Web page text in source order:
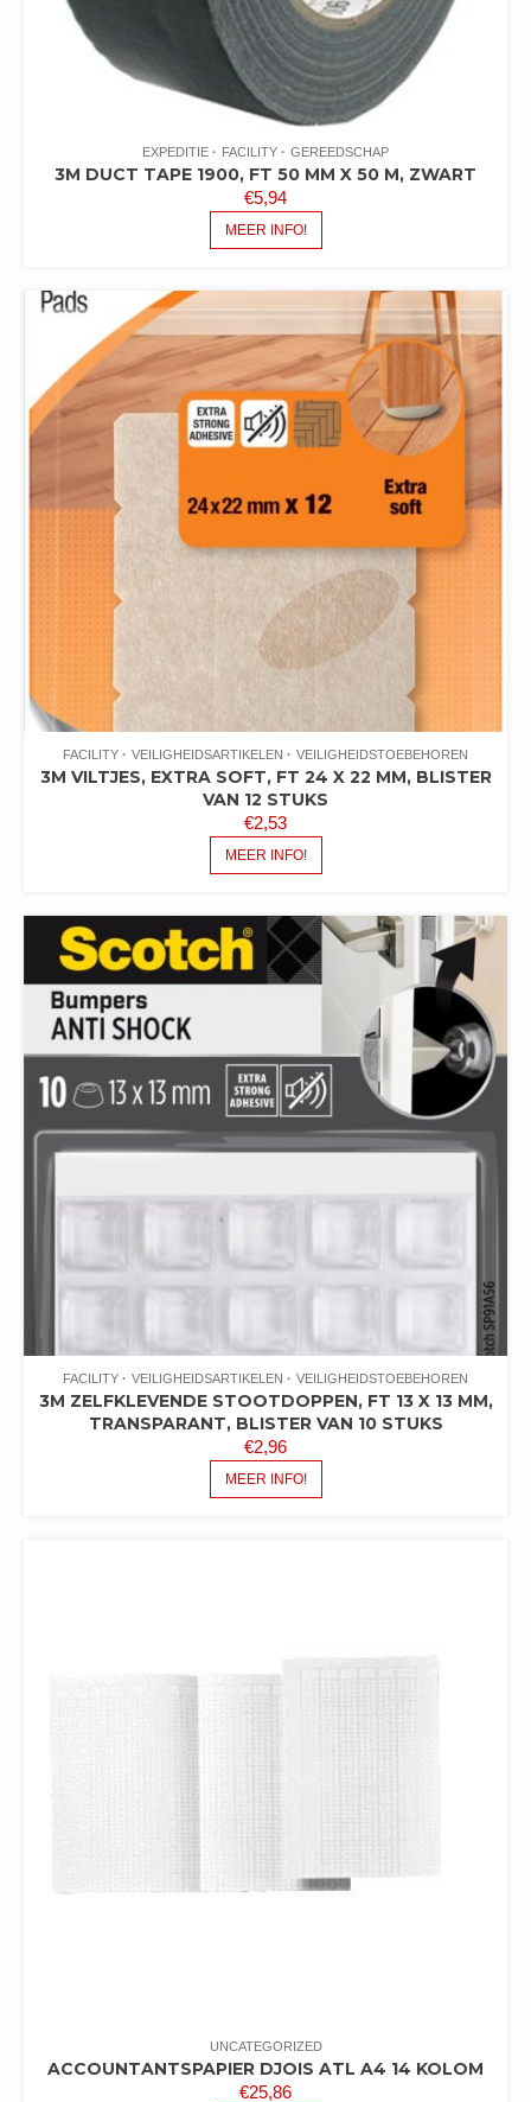
EXPEDITIE FACILITY GEREEDSCHAP
3M DUCT TAPE 1900, FT 50 MM X 50 M, ZWART
€5,94
MEER INFO!
FACILITY VEILIGHEIDSARTIKELEN VEILIGHEIDSTOEBEHOREN
3M VILTJES, EXTRA SOFT, FT 24 X 22 MM, BLISTER
VAN 12 STUKS
€2,53
MEER INFO!
FACILITY VEILIGHEIDSARTIKELEN VEILIGHEIDSTOEBEHOREN
3M ZELFKLEVENDE STOOTDOPPEN, FT 13 X 13 MM,
TRANSPARANT, BLISTER VAN 10 STUKS
€2,96
MEER INFO!
UNCATEGORIZED
ACCOUNTANTSPAPIER DJOIS ATL A4 14 KOLOM
€25,86